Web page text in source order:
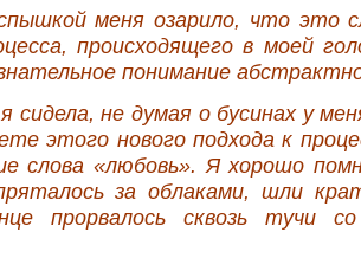
меня озарило, что это
происходящего в моей
понимание
сидела, не думая о бусинах у
этого нового подхода к
слова «любовь». Я хорошо
за облаками, шли
прорвалось сквозь тучи